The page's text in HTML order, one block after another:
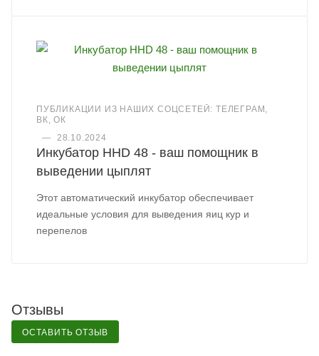
ПУБЛИКАЦИИ ИЗ НАШИХ СОЦСЕТЕЙ: ТЕЛЕГРАМ,
ВК, ОК
—
28.10.2024
Инкубатор HHD 48 - ваш помощник в
выведении цыплят
Этот автоматический инкубатор обеспечивает
идеальные условия для выведения яиц кур и
перепелов
Отзывы
ОСТАВИТЬ ОТЗЫВ